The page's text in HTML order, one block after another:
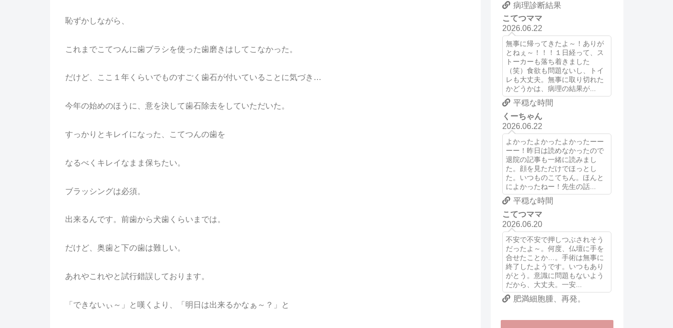
恥ずかしながら、
これまでこてつんに歯ブラシを使った歯磨きはしてこなかった。
だけど、ここ１年くらいでものすごく歯石が付いていることに気づき…
今年の始めのほうに、意を決して歯石除去をしていただいた。
すっかりとキレイになった、こてつんの歯を
なるべくキレイなまま保ちたい。
ブラッシングは必須。
出来るんです。前歯から犬歯くらいまでは。
だけど、奥歯と下の歯は難しい。
あれやこれやと試行錯誤しております。
「できないぃ～」と嘆くより、「明日は出来るかなぁ～？」と
病理診断結果
こてつママ
2026.06.22
無事に帰ってきたよ～！ありが
とねぇ～！！！１日経って、ス
トーカーも落ち着きました
（笑）食欲も問題ないし、トイ
レも大丈夫。無事に取り切れた
かどうかは、病理の結果が...
平穏な時間
くーちゃん
2026.06.22
よかったよかったよかったーー
ーー！昨日は読めなかったので
退院の記事も一緒に読みまし
た。顔を見ただけでほっとし
た。いつものこてちん。ほんと
によかったねー！先生の話...
平穏な時間
こてつママ
2026.06.20
不安で不安で押しつぶされそう
だったよ～。何度、仏壇に手を
合せたことか…。手術は無事に
終了したようです。いつもあり
がとう。意識に問題もないよう
だから、大丈夫。一安...
肥満細胞腫、再発。